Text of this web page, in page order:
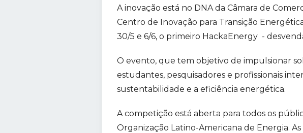
A inovação está no DNA da Câmara de
Centro de Inovação para Transição
30/5 e 6/6, o primeiro HackaEnergy -
O evento, que tem objetivo de impulsionar
estudantes, pesquisadores e profissionais
sustentabilidade e a eficiência energética.
A competição está aberta para todos os
Organização Latino-Americana de Energia.